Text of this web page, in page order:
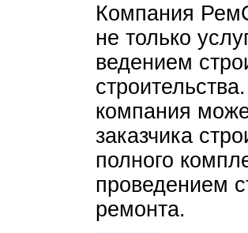
Компания
не только
ведением
компания
заказчика
полного
проведением
ремонта.